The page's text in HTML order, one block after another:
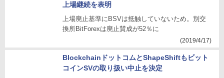
上場継続を表明
上場廃止基準にBSVは抵触していないため。別交
換所BitForexは廃止賛成が52％に
(2019/4/17)
BlockchainドットコムとShapeShiftもビット
コインSVの取り扱い中止を決定